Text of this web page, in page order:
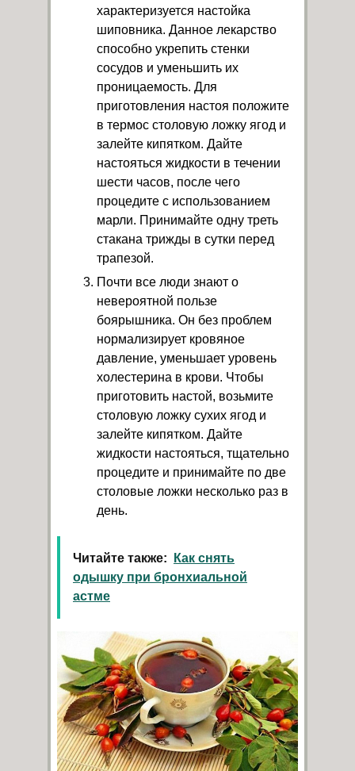
характеризуется настойка
шиповника. Данное лекарство
способно укрепить стенки
сосудов и уменьшить их
проницаемость. Для
приготовления настоя положите
в термос столовую ложку ягод и
залейте кипятком. Дайте
настояться жидкости в течении
шести часов, после чего
процедите с использованием
марли. Принимайте одну треть
стакана трижды в сутки перед
трапезой.
Почти все люди знают о
невероятной пользе
боярышника. Он без проблем
нормализирует кровяное
давление, уменьшает уровень
холестерина в крови. Чтобы
приготовить настой, возьмите
столовую ложку сухих ягод и
залейте кипятком. Дайте
жидкости настояться, тщательно
процедите и принимайте по две
столовые ложки несколько раз в
день.
Читайте также:
Как снять
одышку при бронхиальной
астме